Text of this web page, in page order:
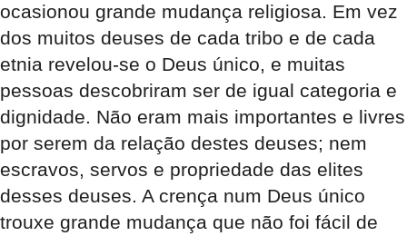
ocasionou grande mudança religiosa. Em vez
dos muitos deuses de cada tribo e de cada
etnia revelou-se o Deus único, e muitas
pessoas descobriram ser de igual categoria e
dignidade. Não eram mais importantes e livres
por serem da relação destes deuses; nem
escravos, servos e propriedade das elites
desses deuses. A crença num Deus único
trouxe grande mudança que não foi fácil de